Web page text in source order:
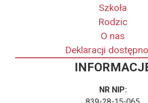
Szkoła
Rodzic
O nas
Deklaracji
NR NIP: